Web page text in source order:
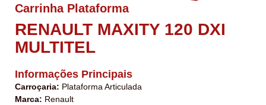
Carrinha Plataforma
RENAULT MAXITY 120 DXI
MULTITEL
Informações Principais
Carroçaria: Plataforma Articulada
Marca: Renault